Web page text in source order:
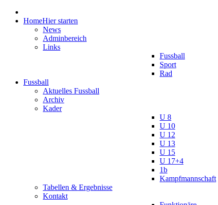
HomeHier starten
News
Adminbereich
Links
Fussball
Sport
Rad
Fussball
Aktuelles Fussball
Archiv
Kader
U 8
U 10
U 12
U 13
U 15
U 17+4
1b
Kampfmannschaft
Tabellen & Ergebnisse
Kontakt